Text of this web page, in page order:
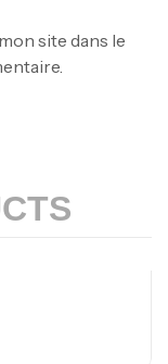
site dans le